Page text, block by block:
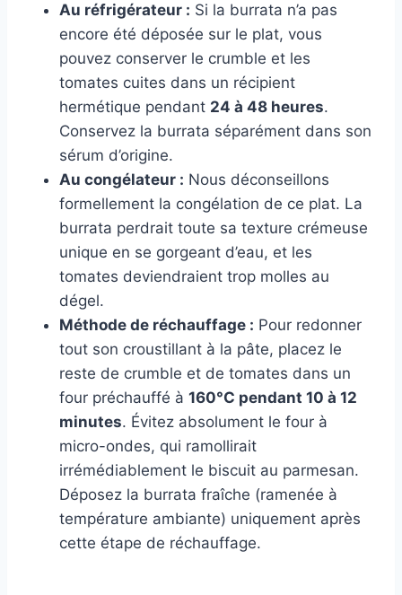
Au réfrigérateur : Si la burrata n’a pas
encore été déposée sur le plat, vous
pouvez conserver le crumble et les
tomates cuites dans un récipient
hermétique pendant 24 à 48 heures.
Conservez la burrata séparément dans son
sérum d’origine.
Au congélateur : Nous déconseillons
formellement la congélation de ce plat. La
burrata perdrait toute sa texture crémeuse
unique en se gorgeant d’eau, et les
tomates deviendraient trop molles au
dégel.
Méthode de réchauffage : Pour redonner
tout son croustillant à la pâte, placez le
reste de crumble et de tomates dans un
four préchauffé à 160°C pendant 10 à 12
minutes. Évitez absolument le four à
micro-ondes, qui ramollirait
irrémédiablement le biscuit au parmesan.
Déposez la burrata fraîche (ramenée à
température ambiante) uniquement après
cette étape de réchauffage.